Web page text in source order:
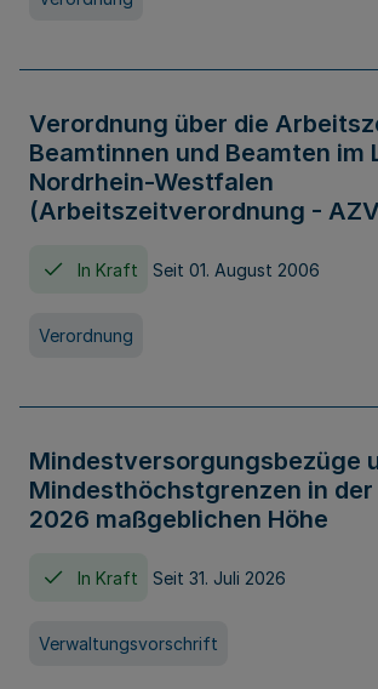
Verordnung über die
Beamtinnen und Beamten im
Nordrhein-Westfalen
(Arbeitszeitverordnung -
In Kraft Seit 01. August 2006
Verordnung
Mindestversorgungsbezüge
Mindesthöchstgrenzen in der
2026 maßgeblichen Höhe
In Kraft Seit 31. Juli 2026
Verwaltungsvorschrift